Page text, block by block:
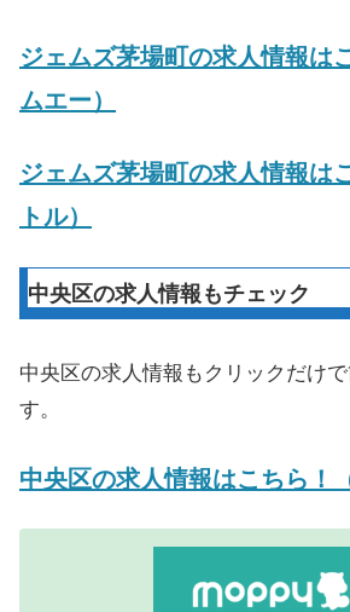
ジェムズ茅場町の求人情報は
ムエー）
ジェムズ茅場町の求人情報は
トル）
中央区の求人情報もチェック
中央区の求人情報もクリックだけ
す。
中央区の求人情報はこちら！